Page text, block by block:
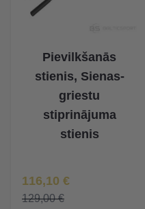
Pievilkšanās
stienis, Sienas-
griestu
stiprinājuma
stienis
Īpaša Cena
116,10 €
129,00 €